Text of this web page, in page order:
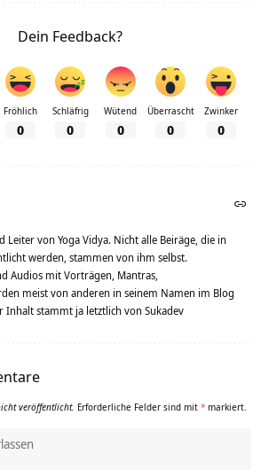
Dein Feedback?
Fröhlich
0
Schläfrig
0
Wütend
0
Überrascht
0
Zwinker
0
Leiter von Yoga Vidya. Nicht alle Beiräge, die in
werden, stammen von ihm selbst.
Audios mit Vorträgen, Mantras,
meist von anderen in seinem Namen im Blog
stammt ja letztlich von Sukadev
veröffentlicht. Erforderliche Felder sind mit * markiert.